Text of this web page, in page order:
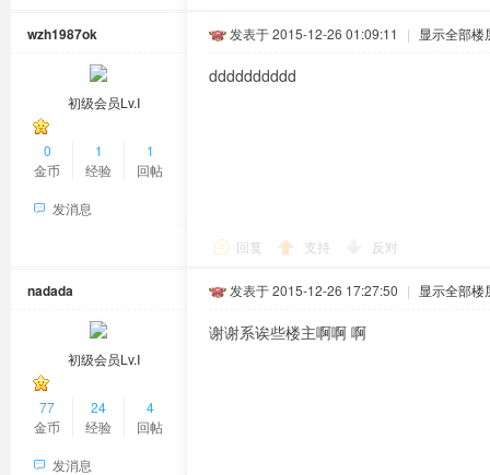
wzh1987ok
初级会员Lv.Ⅰ
0
金币
1
经验
1
回帖
发消息
发表于 2015-12-26 01:09:11 | 显示全部楼
dddddddddd
回复 支持 反对
nadada
初级会员Lv.Ⅰ
77
金币
24
经验
4
回帖
发消息
发表于 2015-12-26 17:27:50 | 显示全部楼
谢谢系诶些楼主啊啊 啊